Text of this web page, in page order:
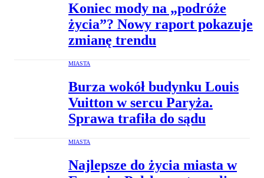
Koniec mody na „podróże
życia”? Nowy raport pokazuje
zmianę trendu
MIASTA
Burza wokół budynku Louis
Vuitton w sercu Paryża.
Sprawa trafiła do sądu
MIASTA
Najlepsze do życia miasta w